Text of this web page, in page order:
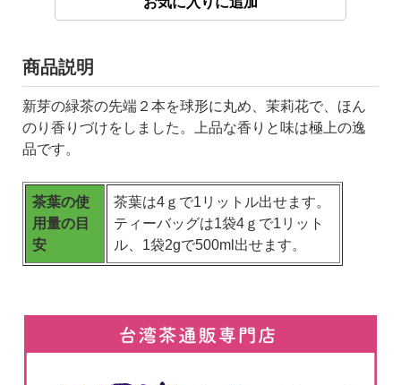
商品説明
新芽の緑茶の先端２本を球形に丸め、茉莉花で、ほん
のり香りづけをしました。上品な香りと味は極上の逸
品です。
茶葉の使
用量の目
安
茶葉は4ｇで1リットル出せます。
ティーバッグは1袋4ｇで1リット
ル、1袋2gで500ml出せます。